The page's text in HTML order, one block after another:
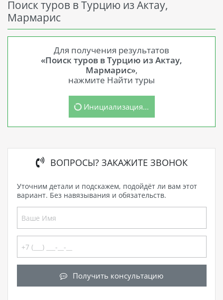
Поиск туров в Турцию из Актау,
Мармарис
Для получения результатов
«Поиск туров в Турцию из Актау,
Мармарис»,
нажмите Найти туры
Инициализация...
ВОПРОСЫ? ЗАКАЖИТЕ ЗВОНОК
Уточним детали и подскажем, подойдёт ли вам этот
вариант. Без навязывания и обязательств.
Получить консультацию